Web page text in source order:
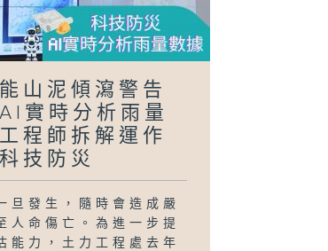
挑戰
山泥傾瀉警告
實時分析雨量
程師拆解運作
技防災
旦發生，隨時會造成嚴
人命傷亡。為進一步提
能力，土力工程處去年